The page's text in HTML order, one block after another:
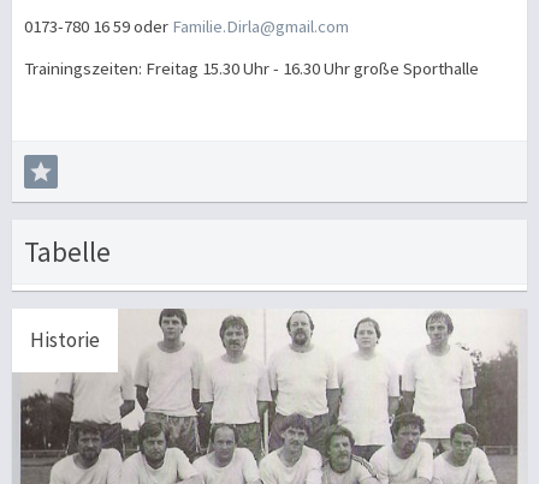
0173-780 16 59 oder Familie.Dirla@gmail.com
Trainingszeiten: Freitag 15.30 Uhr - 16.30 Uhr große Sporthalle
Tabelle
Historie